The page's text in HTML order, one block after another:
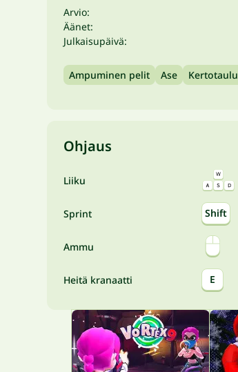
Arvio:
Äänet:
Julkaisupäivä:
Ampuminen pelit Ase Kertotaulu
Ohjaus
Liiku
Sprint Shift
Ammu
Heitä kranaatti E